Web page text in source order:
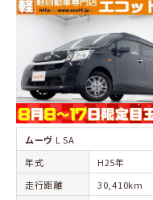
ムーヴ L SA
年式
H25年
走行距離
30,410km